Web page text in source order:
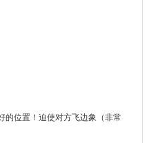
的位置！迫使对方飞边象（非常